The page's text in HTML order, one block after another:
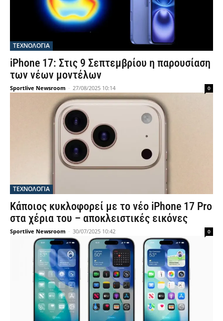
ΤΕΧΝΟΛΟΓΙΑ
iPhone 17: Στις 9 Σεπτεμβρίου η παρουσίαση
των νέων μοντέλων
Sportlive Newsroom - 27/08/2025 10:14 0
ΤΕΧΝΟΛΟΓΙΑ
Κάποιος κυκλοφορεί με το νέο iPhone 17 Pro
στα χέρια του – αποκλειστικές εικόνες
Sportlive Newsroom - 30/07/2025 10:42 0